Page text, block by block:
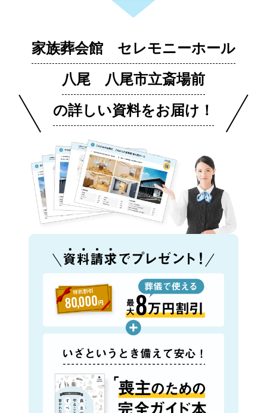
家族葬会館 セレモニーホール
八尾 八尾市立斎場前
の詳しい資料をお届け！